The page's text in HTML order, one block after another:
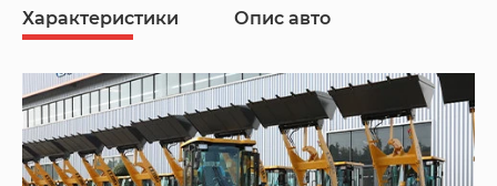
Характеристики Опис авто